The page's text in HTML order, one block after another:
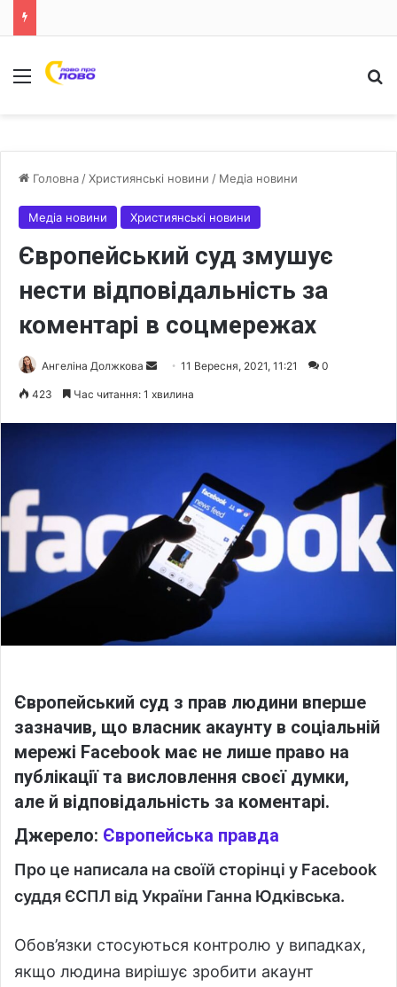
Меню
Головна /Християнські новини / Медіа новини
Медіа новини Християнські новини
Європейський суд змушує
нести відповідальність за
коментарі в соцмережах
Ангеліна Должкова
m
a
i
11 Вересня, 2021, 11:21 0
423 Час читання: 1 хвилина
Європейський суд з прав людини вперше
зазначив, що власник акаунту в соціальній
мережі Facebook має не лише право на
публікації та висловлення своєї думки,
але й відповідальність за коментарі.
Джерело: Європейська правда
Про це написала на своїй сторінці у Facebook
суддя ЄСПЛ від України Ганна Юдківська.
Обов’язки стосуються контролю у випадках,
якщо людина вирішує зробити акаунт